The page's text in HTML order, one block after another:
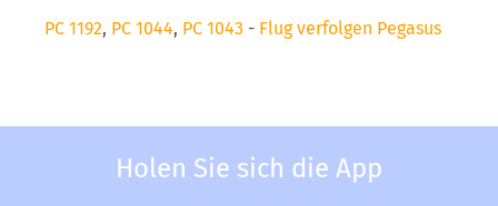
PC 1192, PC 1044, PC 1043 - Flug verfolgen Pegasus
Holen Sie sich die App